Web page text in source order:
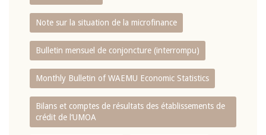
Note sur la situation de la microfinance
Bulletin mensuel de conjoncture (interrompu)
Monthly Bulletin of WAEMU Economic Statistics
Bilans et comptes de résultats des établissements de
crédit de l‘UMOA